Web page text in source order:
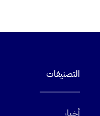
التصنيفات
أخبار